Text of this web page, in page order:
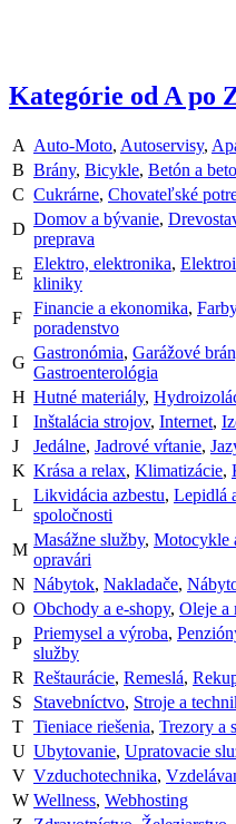
Kategórie od A po
A Auto-Moto, Autoservisy,
B Brány, Bicykle, Betón a
C Cukrárne, Chovateľské
D
Domov a bývanie,
preprava
E
Elektro, elektronika,
kliniky
F
Financie a ekonomika,
poradenstvo
G
Gastronómia, Garážové
Gastroenterológia
H Hutné materiály,
I
Inštalácia strojov, Internet,
J
Jedálne, Jadrové vŕtanie,
K Krása a relax, Klimatizácie,
L
Likvidácia azbestu, Lepidlá
spoločnosti
M
Masážne služby, Motocykle
opravári
N Nábytok, Nakladače,
O Obchody a e-shopy, Oleje a
P
Priemysel a výroba,
služby
R Reštaurácie, Remeslá,
S
Stavebníctvo, Stroje a
T Tieniace riešenia, Trezory a
U Ubytovanie, Upratovacie
V Vzduchotechnika,
W Wellness, Webhosting